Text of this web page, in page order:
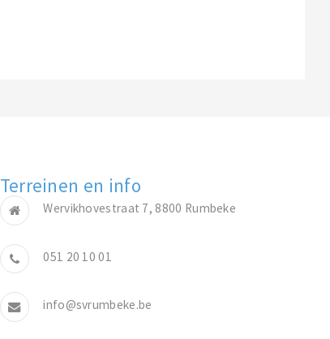
Terreinen en info
Wervikhovestraat 7, 8800 Rumbeke
051 20 10 01
info@svrumbeke.be